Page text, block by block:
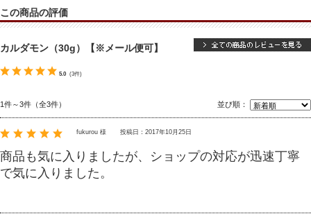
この商品の評価
カルダモン（30g）【※メール便可】
5.0 (3件)
1件～3件（全3件） 並び順：
fukurou 様 投稿日：2017年10月25日
商品も気に入りましたが、ショップの対応が迅速丁寧
で気に入りました。